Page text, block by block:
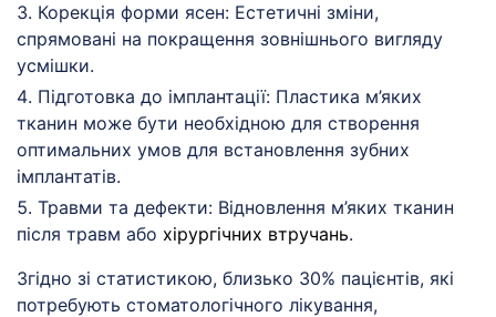
Корекція форми ясен: Естетичні зміни,
спрямовані на покращення зовнішнього вигляду
усмішки.
Підготовка до імплантації: Пластика м’яких
тканин може бути необхідною для створення
оптимальних умов для встановлення зубних
імплантатів.
Травми та дефекти: Відновлення м’яких тканин
після травм або хірургічних втручань.
Згідно зі статистикою, близько 30% пацієнтів, які
потребують стоматологічного лікування,